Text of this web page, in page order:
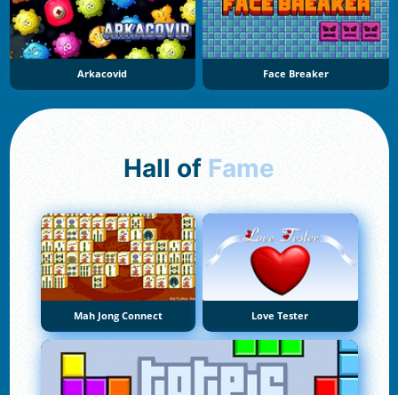
Arkacovid Face Breaker
Hall of Fame
Mah Jong Connect Love Tester